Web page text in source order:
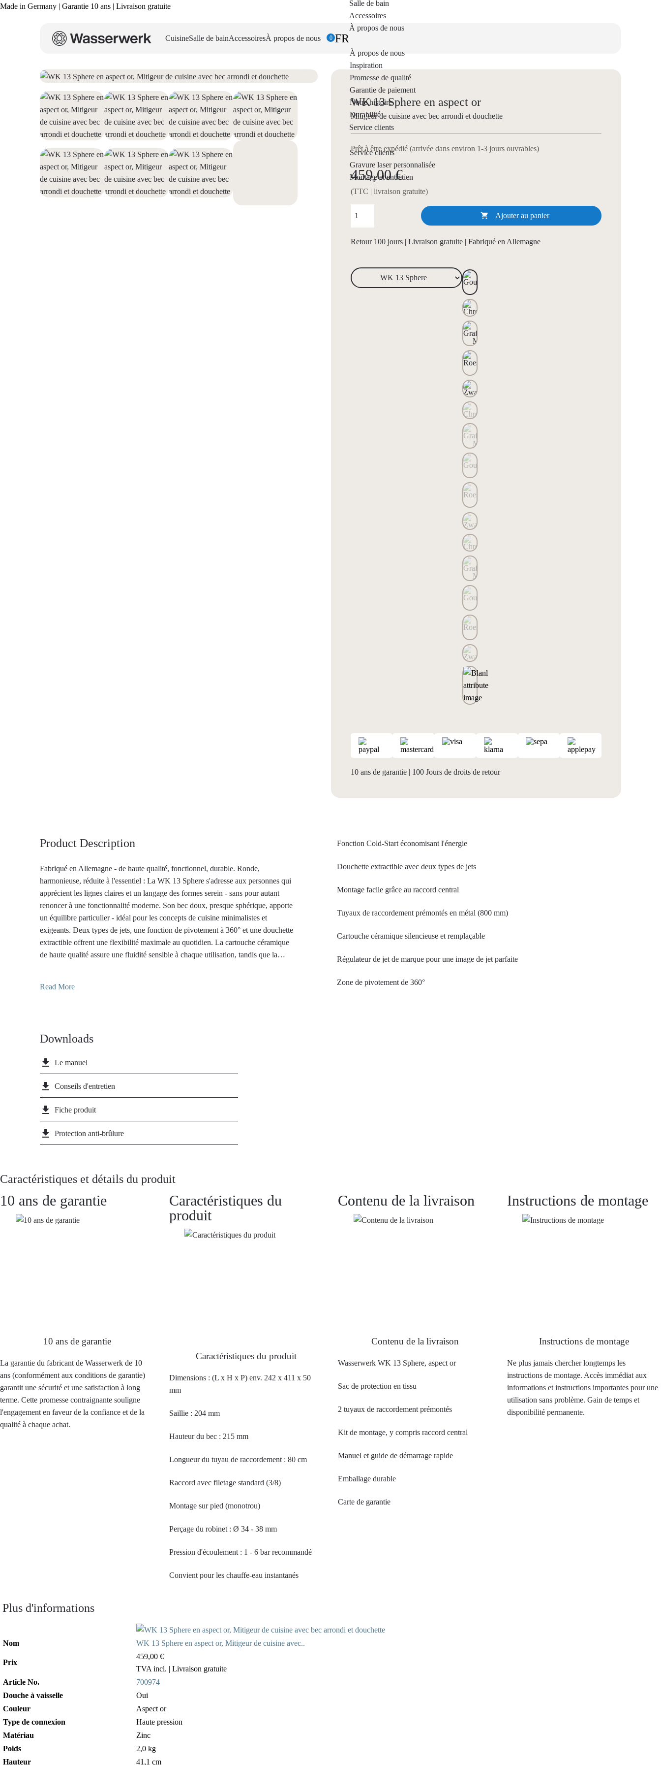
Made in Germany | Garantie 10 ans | Livraison gratuite
CuisineSalle de bainAccessoiresÀ propos de nous 0 FR
Salle de bain
Accessoires
À propos de nous
À propos de nous
Inspiration
Promesse de qualité
Garantie de paiement
Notre histoire
Durabilité
Service clients
Service clients
Gravure laser personnalisée
Montage et entretien
WK 13 Sphere en aspect or
Mitigeur de cuisine avec bec arrondi et douchette
Prêt à être expédié (arrivée dans environ 1-3 jours ouvrables)
459,00 €
(TTC | livraison gratuite)
 Ajouter au panier
Retour 100 jours | Livraison gratuite | Fabriqué en Allemagne
10 ans de garantie | 100 Jours de droits de retour
Product Description
Fabriqué en Allemagne - de haute qualité, fonctionnel, durable. Ronde,
harmonieuse, réduite à l'essentiel : La WK 13 Sphere s'adresse aux personnes qui
apprécient les lignes claires et un langage des formes serein - sans pour autant
renoncer à une fonctionnalité moderne. Son bec doux, presque sphérique, apporte
un équilibre particulier - idéal pour les concepts de cuisine minimalistes et
exigeants. Deux types de jets, une fonction de pivotement à 360° et une douchette
extractible offrent une flexibilité maximale au quotidien. La cartouche céramique
de haute qualité assure une fluidité sensible à chaque utilisation, tandis que la
brossé, allie une dureté exceptionnelle à une élégance intemporelle. Il est
l'exceptionnel, sans compromis sur la fonction et la qualité.
Read More
Downloads
file_download Le manuel
file_download Conseils d'entretien
file_download Fiche produit
file_download Protection anti-brûlure
Fonction Cold-Start économisant l'énergie
Douchette extractible avec deux types de jets
Montage facile grâce au raccord central
Tuyaux de raccordement prémontés en métal (800 mm)
Cartouche céramique silencieuse et remplaçable
Régulateur de jet de marque pour une image de jet parfaite
Zone de pivotement de 360°
Caractéristiques et détails du produit
10 ans de garantie
10 ans de garantie
La garantie du fabricant de Wasserwerk de 10
ans (conformément aux conditions de garantie)
garantit une sécurité et une satisfaction à long
terme. Cette promesse contraignante souligne
l'engagement en faveur de la confiance et de la
qualité à chaque achat.
Caractéristiques du
produit
Caractéristiques du produit
Dimensions : (L x H x P) env. 242 x 411 x 50
mm
Saillie : 204 mm
Hauteur du bec : 215 mm
Longueur du tuyau de raccordement : 80 cm
Raccord avec filetage standard (3/8)
Montage sur pied (monotrou)
Perçage du robinet : Ø 34 - 38 mm
Pression d'écoulement : 1 - 6 bar recommandé
Convient pour les chauffe-eau instantanés
Contenu de la livraison
Contenu de la livraison
Wasserwerk WK 13 Sphere, aspect or
Sac de protection en tissu
2 tuyaux de raccordement prémontés
Kit de montage, y compris raccord central
Manuel et guide de démarrage rapide
Emballage durable
Carte de garantie
Instructions de montage
Instructions de montage
Ne plus jamais chercher longtemps les
instructions de montage. Accès immédiat aux
informations et instructions importantes pour une
utilisation sans problème. Gain de temps et
disponibilité permanente.
Plus d'informations
Nom WK 13 Sphere en aspect or, Mitigeur de cuisine avec..
Prix
459,00 €
TVA incl. | Livraison gratuite
Article No.
700974
Douche à vaisselle
Oui
Couleur
Aspect or
Type de connexion
Haute pression
Matériau
Zinc
Poids
2,0 kg
Hauteur
41,1 cm